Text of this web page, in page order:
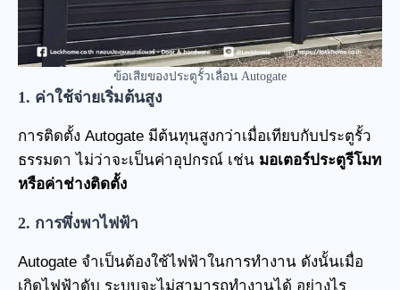
ข้อเสียของประตูรั้วเลื่อน Autogate
1. ค่าใช้จ่ายเริ่มต้นสูง
การติดตั้ง Autogate มีต้นทุนสูงกว่าเมื่อเทียบกับประตูรั้ว
ธรรมดา ไม่ว่าจะเป็นค่าอุปกรณ์ เช่น มอเตอร์ประตูรีโมท
หรือค่าช่างติดตั้ง
2. การพึ่งพาไฟฟ้า
Autogate จำเป็นต้องใช้ไฟฟ้าในการทำงาน ดังนั้นเมื่อ
เกิดไฟฟ้าดับ ระบบจะไม่สามารถทำงานได้ อย่างไร